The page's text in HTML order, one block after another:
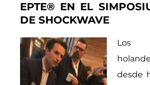
EPTE® EN EL
DE SHOCKWAVE
Los
desde